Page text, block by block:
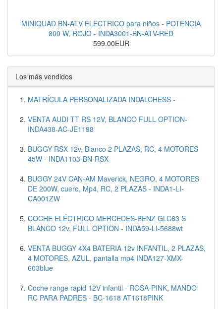
MINIQUAD BN-ATV ELECTRICO para niños - POTENCIA
800 W, ROJO - INDA3001-BN-ATV-RED
599.00EUR
Los más vendidos
MATRÍCULA PERSONALIZADA INDALCHESS -
VENTA AUDI TT RS 12V, BLANCO FULL OPTION-
INDA438-AC-JE1198
BUGGY RSX 12v, Blanco 2 PLAZAS, RC, 4 MOTORES
45W - INDA1103-BN-RSX
BUGGY 24V CAN-AM Maverick, NEGRO, 4 MOTORES
DE 200W, cuero, Mp4, RC, 2 PLAZAS - INDA1-LI-
CA001ZW
COCHE ELÉCTRICO MERCEDES-BENZ GLC63 S
BLANCO 12v, FULL OPTION - INDA59-LI-5688wt
VENTA BUGGY 4X4 BATERIA 12v INFANTIL, 2 PLAZAS,
4 MOTORES, AZUL, pantalla mp4 INDA127-XMX-
603blue
Coche range rapid 12V infantil - ROSA-PINK, MANDO
RC PARA PADRES - BC-1618 AT1618PINK